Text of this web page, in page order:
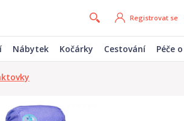
Registrovat se
Nábytek Kočárky Cestování Péče